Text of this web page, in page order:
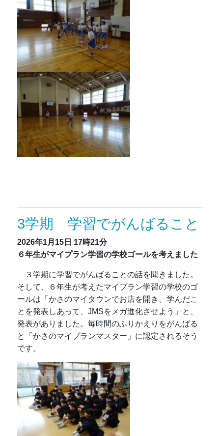
3学期 学習でがんばること
2026年1月15日 17時21分
６年生がマイプラン学習の学校ゴールを考えました
３学期に学習でがんばることの話を聞きました。
そして、６年生が考えたマイプラン学習の学校のゴ
ールは「かさのマイタウンでお店を開き、学んだこ
とを発表しあって、JMSをメガ進化させよう」と、
発表がありました。毎時間のふりかえりをがんばる
と「かさのマイプランマスター」に認定されるそう
です。